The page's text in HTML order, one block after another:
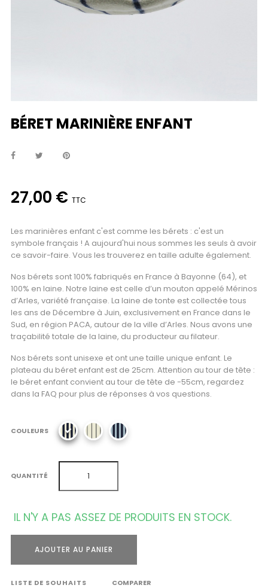
BÉRET MARINIÈRE ENFANT
27,00 € TTC
Les marinières enfant c'est comme les bérets : c'est un
symbole français ! A aujourd'hui nous sommes les seuls à avoir
ce savoir-faire. Vous les trouverez en taille adulte également.
Nos bérets sont 100% fabriqués en France à Bayonne (64), et
100% en laine. Notre laine est celle d’un mouton appelé Mérinos
d’Arles, variété française. La laine de tonte est collectée tous
les ans de Décembre à Juin, exclusivement en France dans le
Sud, en région PACA, autour de la ville d’Arles. Nous avons une
traçabilité totale de la laine, du producteur au filateur.
Nos bérets sont unisexe et ont une taille unique enfant. Le
plateau du béret enfant est de 25cm. Attention au tour de tête :
le béret enfant convient au tour de tête de -55cm, regardez
dans la FAQ pour plus de réponses à vos questions.
COULEURS
QUANTITÉ
IL N'Y A PAS ASSEZ DE PRODUITS EN STOCK.
AJOUTER AU PANIER
LISTE DE SOUHAITS COMPARER